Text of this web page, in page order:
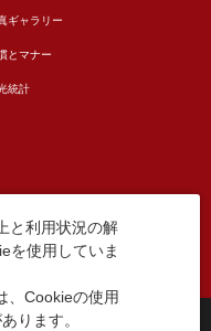
ギャラリー
とマナー
統計
掲載について
と利用状況の解
を使用していま
、Cookieの使用
ります。